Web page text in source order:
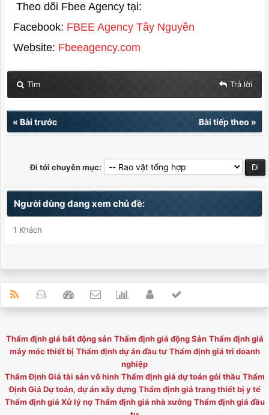
Theo dõi Fbee Agency tại:
Facebook: FBEE Agency Tây Nguyên
Website: Fbeeagency.com
Tìm Trả lời
« Bài trước Bài tiếp theo»
Đi tới chuyên mục:
Người dùng đang xem chủ đề:
1 Khách
Thẩm định giá bất động sản Thẩm định giá động Sản Thẩm định giá
máy móc thiết bị Thẩm định dự án đầu tư Thẩm định giá tri doanh
nghiệp
Thẩm Định Giá tài sản vô hình Thẩm định giá dự toán gói thầu Thẩm
Định Giá Dự toán, dự án xây dựng Thẩm định giá trang thiết bị y tế
Thẩm định giá Xử lý nợ Thẩm định giá nhà xưởng Thẩm định giá đầu